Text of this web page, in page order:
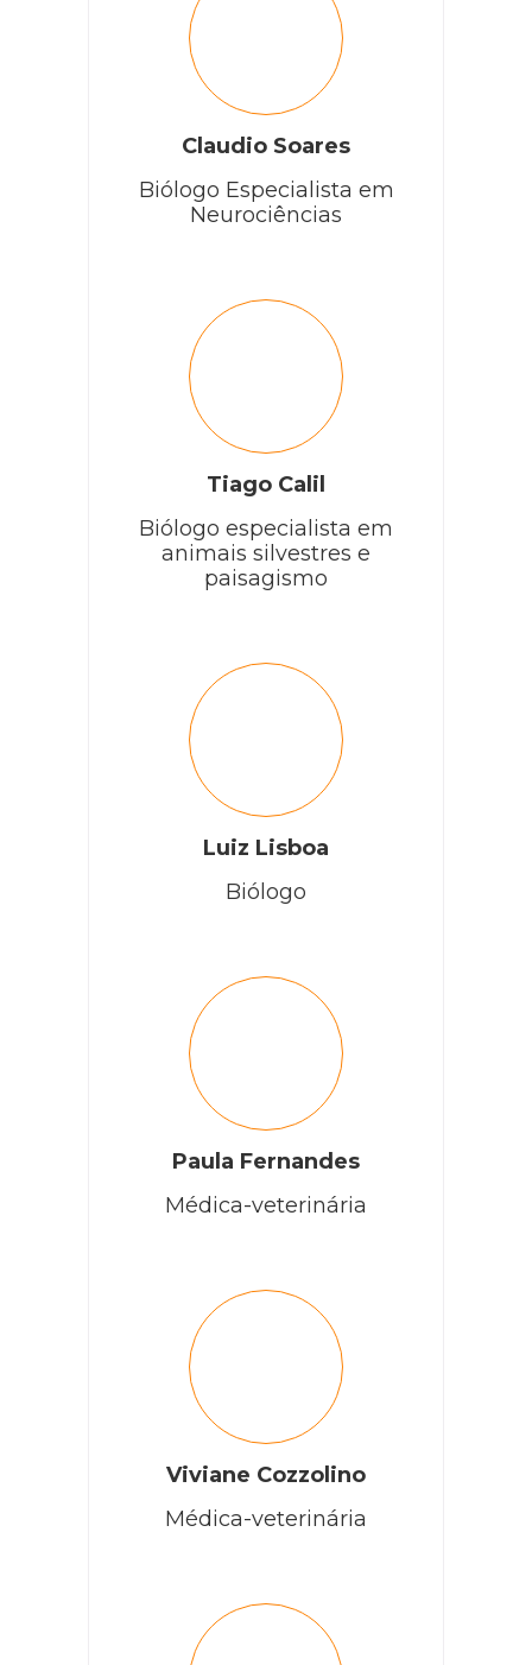
Claudio Soares
Biólogo Especialista em
Neurociências
Tiago Calil
Biólogo especialista em
animais silvestres e
paisagismo
Luiz Lisboa
Biólogo
Paula Fernandes
Médica-veterinária
Viviane Cozzolino
Médica-veterinária